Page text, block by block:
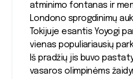
atminimo fontanas ir
Londono sprogdinimų
Tokijuje esantis Yoyogi
vienas populiariausių
Iš pradžių jis buvo
vasaros olimpinėms